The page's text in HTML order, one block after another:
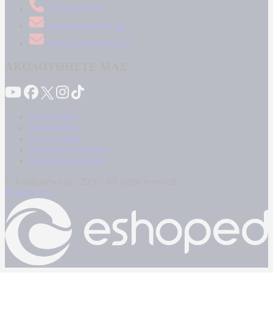
210 34 89 000
info@kontranews.gr
news@kontranews.gr
Καταγγελίες
Επικοινωνία
Όροι Χρήσης
Πολιτική Απορρήτου
Κρατική Διαφήμιση
Powered by: